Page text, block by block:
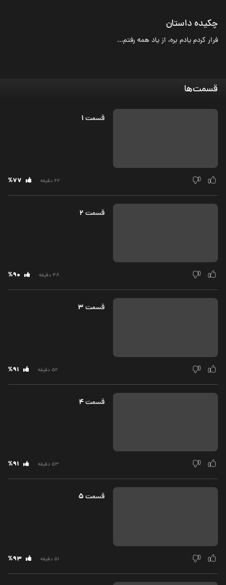
چکیده داستان
فرار کردم یادم بره، از یاد همه رفتم...
قسمت‌ها
قسمت‌1
62 دقیقه %77
قسمت‌2
48 دقیقه %90
قسمت‌3
52 دقیقه %91
قسمت‌4
53 دقیقه %91
قسمت‌5
51 دقیقه %93